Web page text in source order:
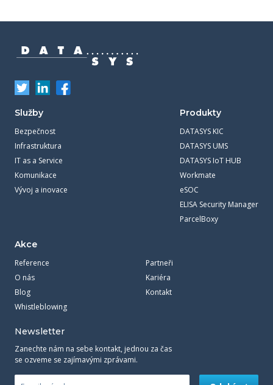
Služby
Bezpečnost
Infrastruktura
IT as a Service
Komunikace
Vývoj a inovace
Produkty
DATASYS KIC
DATASYS UMS
DATASYS IoT HUB
Workmate
eSOC
ELISA Security Manager
ParcelBoxy
Akce
Reference
Partneři
O nás
Kariéra
Blog
Kontakt
Whistleblowing
Newsletter
Zanechte nám na sebe kontakt, jednou za čas
se ozveme se zajímavými zprávami.